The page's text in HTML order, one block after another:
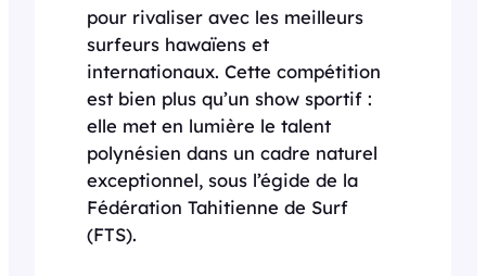
pour rivaliser avec les meilleurs
surfeurs hawaïens et
internationaux. Cette compétition
est bien plus qu’un show sportif :
elle met en lumière le talent
polynésien dans un cadre naturel
exceptionnel, sous l’égide de la
Fédération Tahitienne de Surf
(FTS).